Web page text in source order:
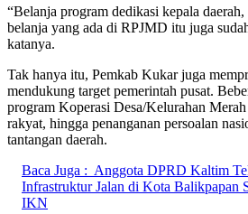
“Belanja program dedikasi kepala
belanja yang ada di RPJMD itu juga
katanya.
Tak hanya itu, Pemkab Kukar juga
mendukung target pemerintah pusat.
program Koperasi Desa/Kelurahan
rakyat, hingga penanganan persoalan
tantangan daerah.
Baca Juga : Anggota DPRD Kaltim
Infrastruktur Jalan di Kota Balikpapan
IKN